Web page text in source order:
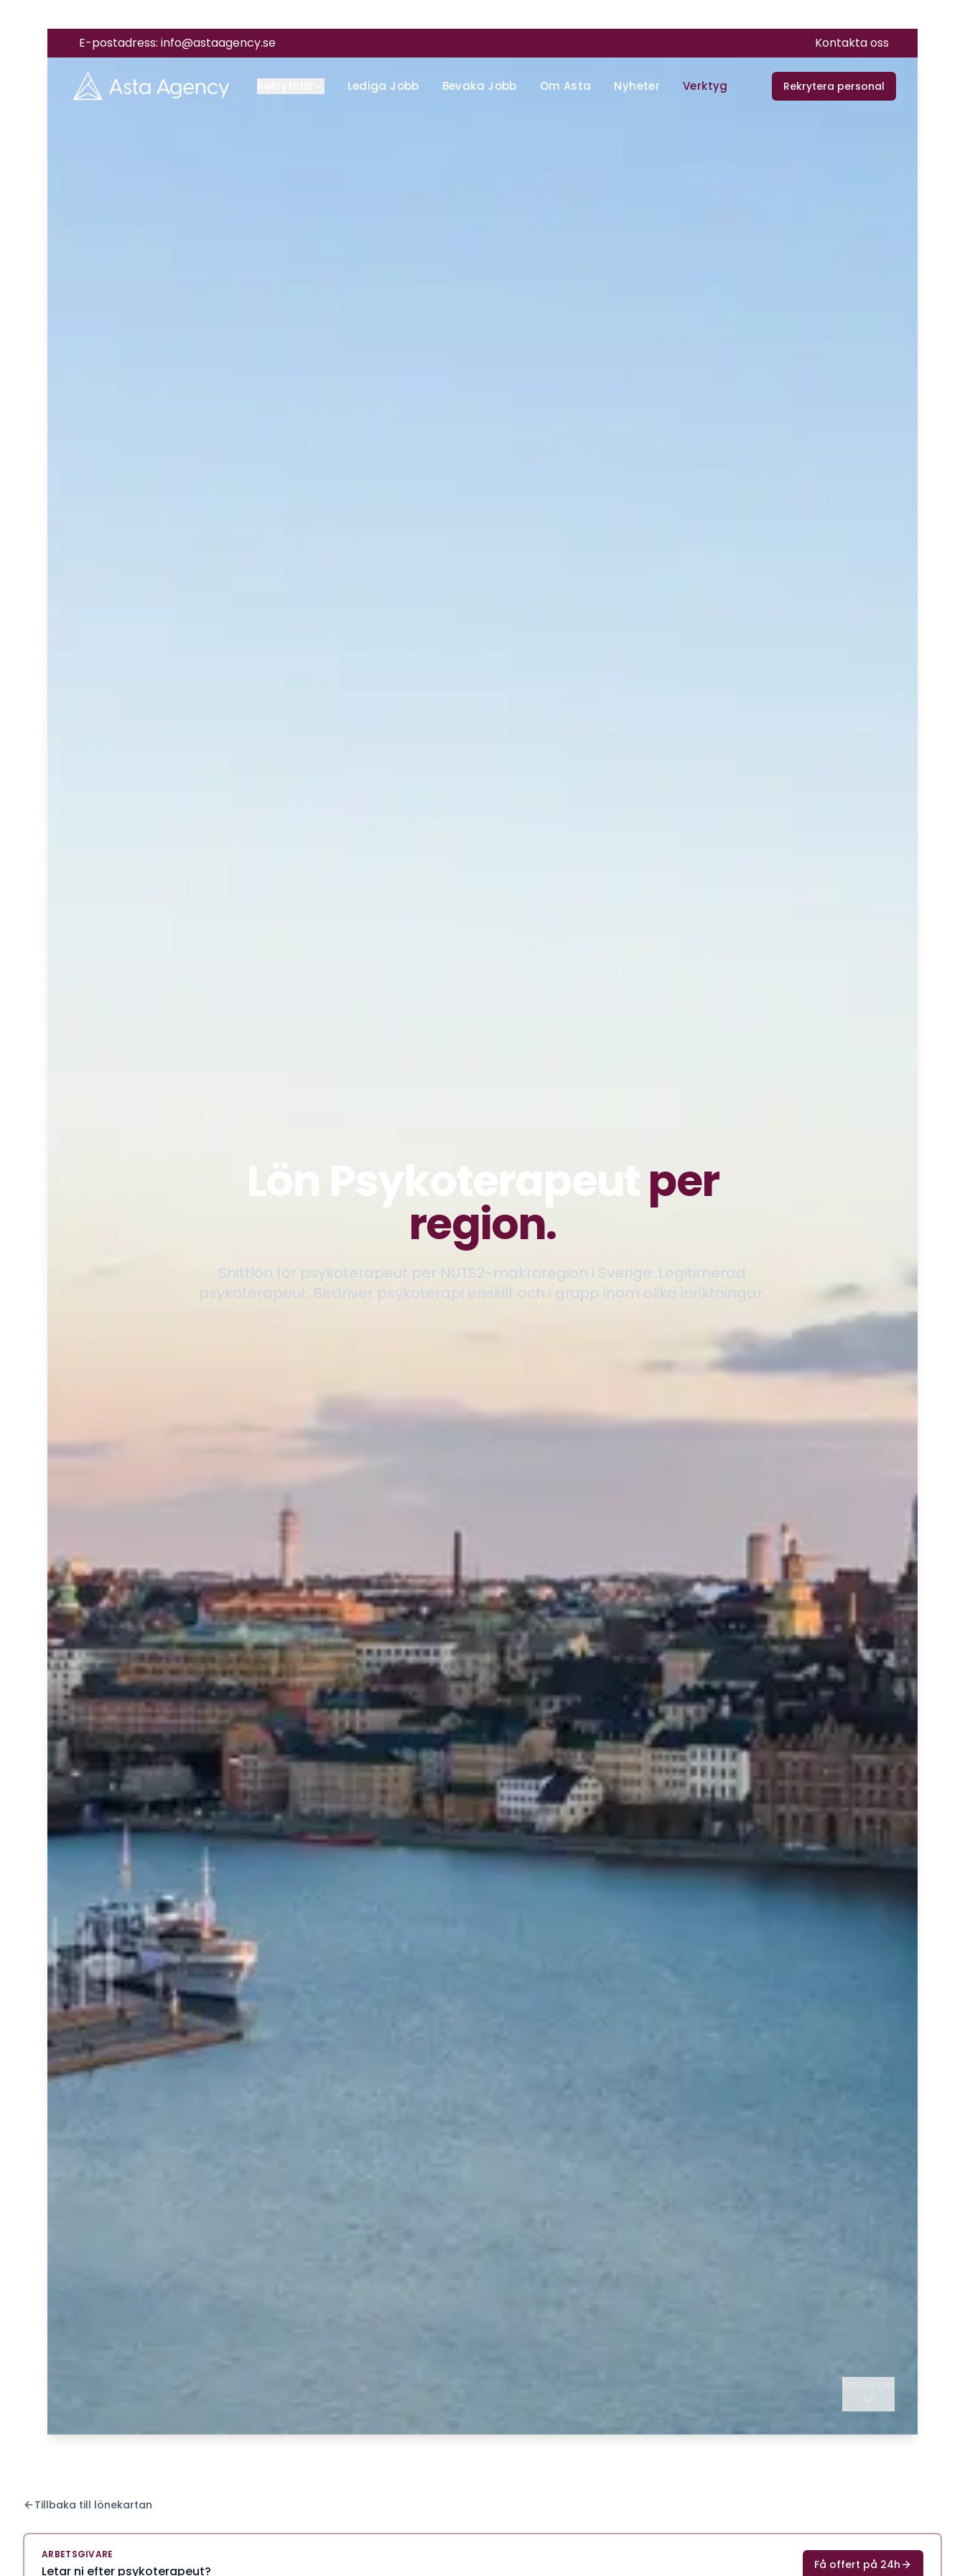
E-postadress: info@astaagency.se Kontakta oss
Lediga Jobb Bevaka Jobb Om Asta Nyheter Verktyg Rekrytera personal
Lön Psykoterapeutper
region.
Snittlön för psykoterapeut per NUTS2-makroregion i Sverige. Legitimerad
psykoterapeut. Bedriver psykoterapi enskilt och i grupp inom olika inriktningar.
Tillbaka till lönekartan
ARBETSGIVARE
Letar ni efter psykoterapeut? Få offert på 24h